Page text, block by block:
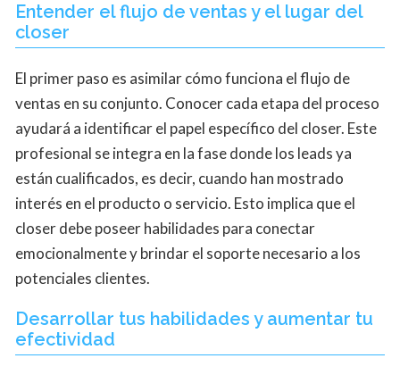
Entender el flujo de ventas y el lugar del
closer
El primer paso es asimilar cómo funciona el flujo de
ventas en su conjunto. Conocer cada etapa del proceso
ayudará a identificar el papel específico del closer. Este
profesional se integra en la fase donde los leads ya
están cualificados, es decir, cuando han mostrado
interés en el producto o servicio. Esto implica que el
closer debe poseer habilidades para conectar
emocionalmente y brindar el soporte necesario a los
potenciales clientes.
Desarrollar tus habilidades y aumentar tu
efectividad